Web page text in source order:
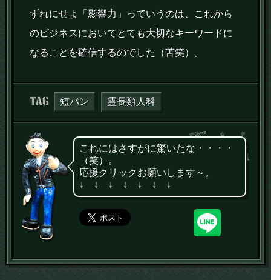
ずれにせよ「影響力」っていうのは、これから
のビジネスにおいてとても大切なキーワードに
なることを確信するのでした（苦笑）。
タグ：
短パン 霊長類人科
これにはさすがに驚いたな・・・・
（笑）。
応援クリックお願いします～。
↓ ↓ ↓ ↓ ↓ ↓ ↓